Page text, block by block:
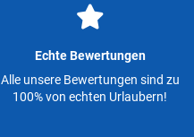
Echte Bewertungen
Alle unsere Bewertungen sind zu
100% von echten Urlaubern!